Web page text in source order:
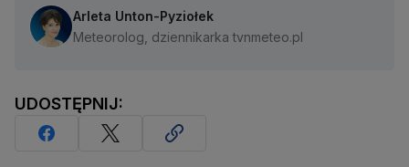
Arleta Unton-Pyziołek
Meteorolog, dziennikarka tvnmeteo.pl
UDOSTĘPNIJ: